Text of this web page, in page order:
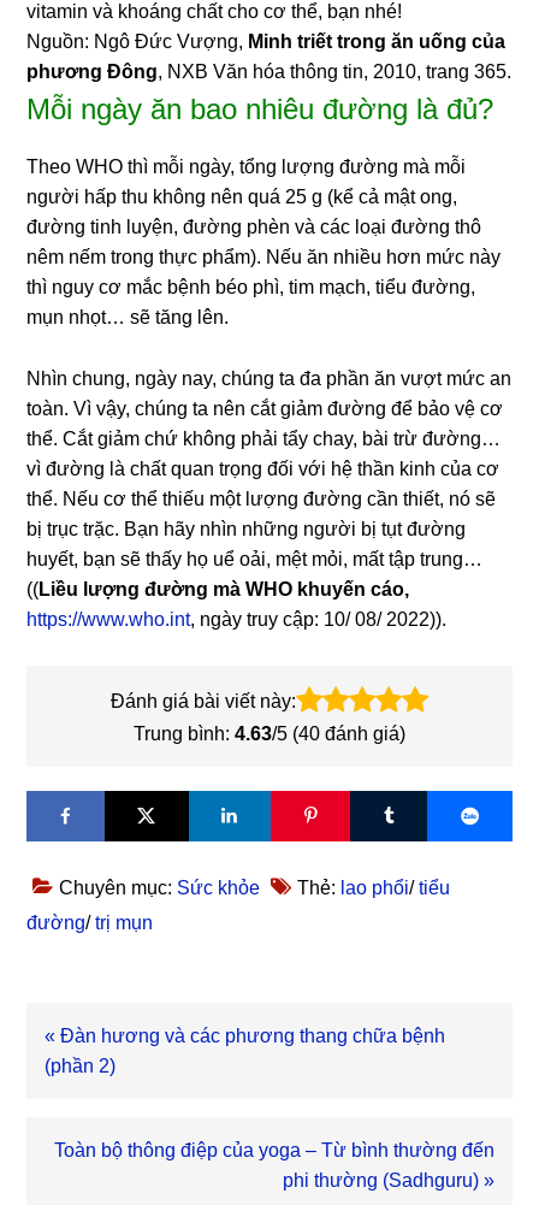
vitamin và khoáng chất cho cơ thể, bạn nhé!
Nguồn: Ngô Đức Vượng, Minh triết trong ăn uống của
phương Đông, NXB Văn hóa thông tin, 2010, trang 365.
Mỗi ngày ăn bao nhiêu đường là đủ?
Theo WHO thì mỗi ngày, tổng lượng đường mà mỗi
người hấp thu không nên quá 25 g (kể cả mật ong,
đường tinh luyện, đường phèn và các loại đường thô
nêm nếm trong thực phẩm). Nếu ăn nhiều hơn mức này
thì nguy cơ mắc bệnh béo phì, tim mạch, tiểu đường,
mụn nhọt… sẽ tăng lên.
Nhìn chung, ngày nay, chúng ta đa phần ăn vượt mức an
toàn. Vì vậy, chúng ta nên cắt giảm đường để bảo vệ cơ
thể. Cắt giảm chứ không phải tẩy chay, bài trừ đường…
vì đường là chất quan trọng đối với hệ thần kinh của cơ
thể. Nếu cơ thể thiếu một lượng đường cần thiết, nó sẽ
bị trục trặc. Bạn hãy nhìn những người bị tụt đường
huyết, bạn sẽ thấy họ uể oải, mệt mỏi, mất tập trung…
((Liều lượng đường mà WHO khuyến cáo,
https://www.who.int, ngày truy cập: 10/ 08/ 2022)).
Đánh giá bài viết này:
Trung bình: 4.63/5 (40 đánh giá)
Chuyên mục: Sức khỏe Thẻ: lao phổi/tiểu
đường/trị mụn
Bài
viết
« Đàn hương và các phương thang chữa bệnh
(phần 2)
Bài
Toàn bộ thông điệp của yoga – Từ bình thường đến
phi thường (Sadhguru) »